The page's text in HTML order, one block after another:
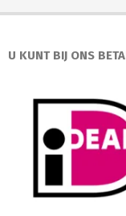
U KUNT BIJ ONS